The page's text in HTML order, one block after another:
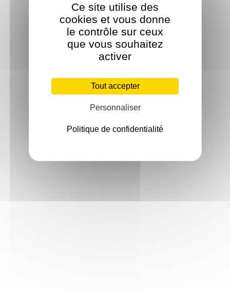
Ce site utilise des
cookies et vous donne
le contrôle sur ceux
que vous souhaitez
activer
Tout accepter
Personnaliser
Politique de confidentialité